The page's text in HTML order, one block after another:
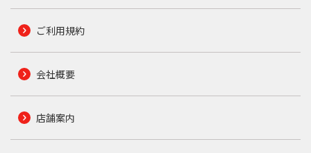
ご利用規約
会社概要
店舗案内